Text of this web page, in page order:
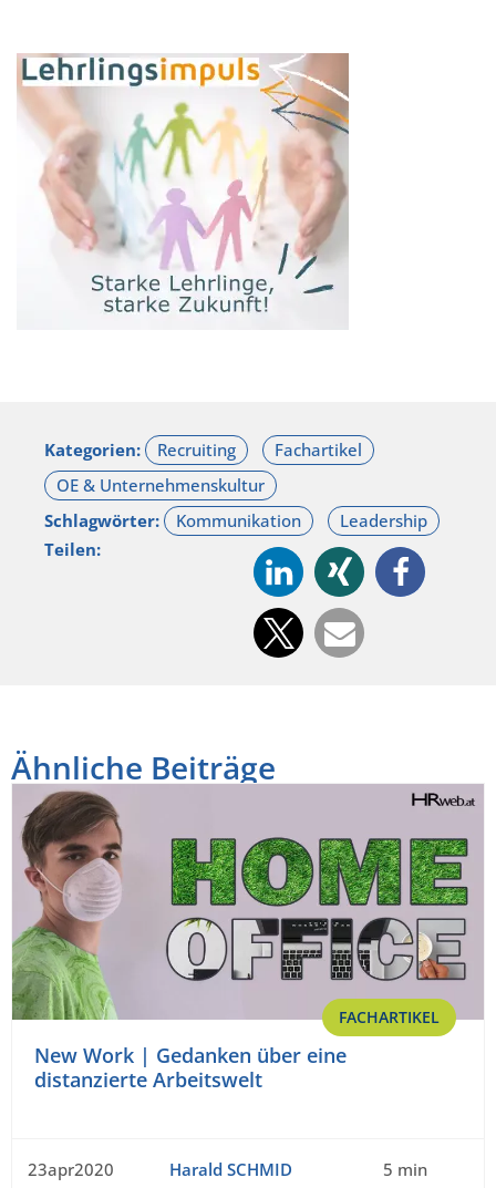
Kategorien:
Schlagwörter:
Teilen:
Ähnliche Beiträge
FACHARTIKEL
New Work | Gedanken über eine
distanzierte Arbeitswelt
23apr2020 Harald SCHMID 5 min